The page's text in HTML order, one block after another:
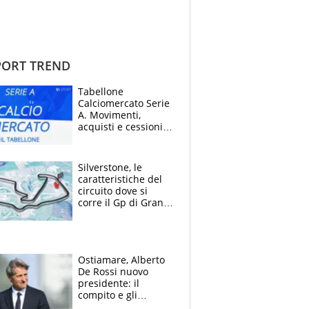
TREND
Tabellone
Calciomercato Serie
A. Movimenti,
acquisti e cessioni:
Silverstone, le
caratteristiche del
circuito dove si
corre il Gp di Gran
Ostiamare, Alberto
De Rossi nuovo
presidente: il
compito e gli